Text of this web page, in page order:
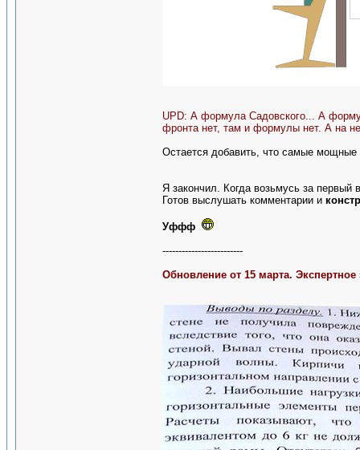
UPD: А формула Садовского... А
фронта нет, там и формулы нет. А на
Остается добавить, что самые
Я закончил. Когда возьмусь за
Готов выслушать комментарии и
Уффф
-------------------------
Обновление от 15 марта.